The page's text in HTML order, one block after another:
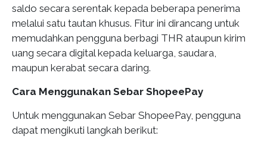
saldo secara serentak kepada beberapa penerima
melalui satu tautan khusus. Fitur ini dirancang untuk
memudahkan pengguna berbagi THR ataupun kirim
uang secara digital kepada keluarga, saudara,
maupun kerabat secara daring.
Cara Menggunakan Sebar ShopeePay
Untuk menggunakan Sebar ShopeePay, pengguna
dapat mengikuti langkah berikut: